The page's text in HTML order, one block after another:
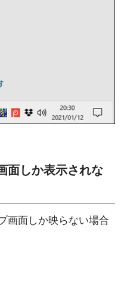
面しか表示されな
画面しか映らない場合